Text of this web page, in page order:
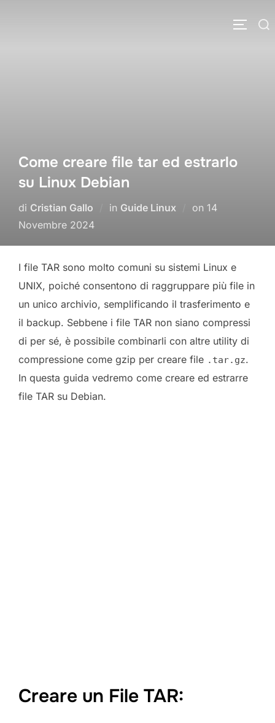
Cerca APRI/
Come creare file tar ed estrarlo
su Linux Debian
di Cristian Gallo in Guide Linux on Pubblicato
14
Novembre 2024
I file TAR sono molto comuni su sistemi Linux e
UNIX, poiché consentono di raggruppare più file in
un unico archivio, semplificando il trasferimento e
il backup. Sebbene i file TAR non siano compressi
di per sé, è possibile combinarli con altre utility di
compressione come gzip per creare file .tar.gz.
In questa guida vedremo come creare ed estrarre
file TAR su Debian.
Creare un File TAR: